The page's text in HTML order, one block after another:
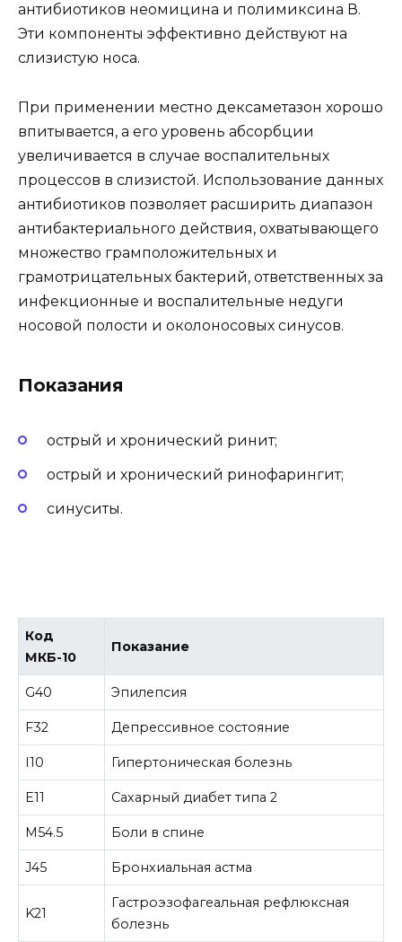
антибиотиков неомицина и полимиксина В.
Эти компоненты эффективно действуют на
слизистую носа.
При применении местно дексаметазон хорошо
впитывается, а его уровень абсорбции
увеличивается в случае воспалительных
процессов в слизистой. Использование данных
антибиотиков позволяет расширить диапазон
антибактериального действия, охватывающего
множество грамположительных и
грамотрицательных бактерий, ответственных за
инфекционные и воспалительные недуги
носовой полости и околоносовых синусов.
Показания
острый и хронический ринит;
острый и хронический ринофарингит;
синуситы.
Код
МКБ-10
Показание
G40 Эпилепсия
F32 Депрессивное состояние
I10 Гипертоническая болезнь
E11 Сахарный диабет типа 2
M54.5 Боли в спине
J45 Бронхиальная астма
K21
Гастроэзофагеальная рефлюксная
болезнь